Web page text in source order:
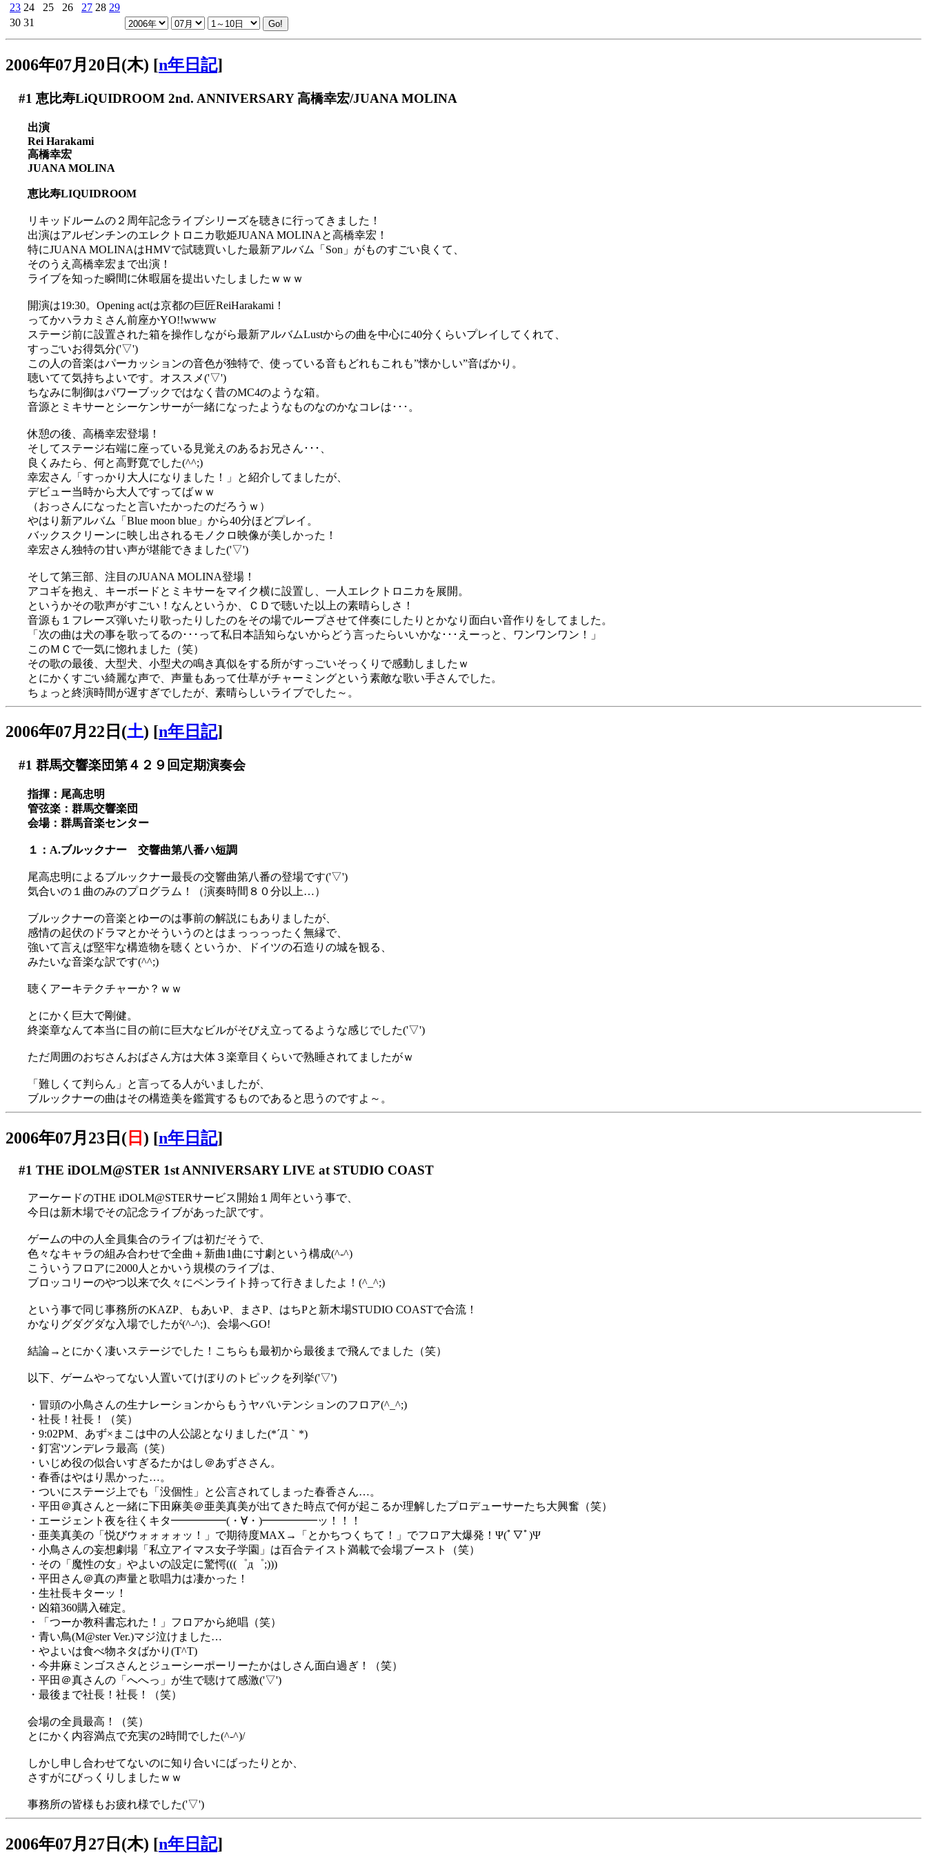
23 24 25 26 27 28 29
30 31
2006年07月20日(木) [n年日記]
#1 恵比寿LiQUIDROOM 2nd. ANNIVERSARY 高橋幸宏/JUANA MOLINA
出演
Rei Harakami
高橋幸宏
JUANA MOLINA
恵比寿LIQUIDROOM
リキッドルームの２周年記念ライブシリーズを聴きに行ってきました！
出演はアルゼンチンのエレクトロニカ歌姫JUANA MOLINAと高橋幸宏！
特にJUANA MOLINAはHMVで試聴買いした最新アルバム「Son」がものすごい良くて、
そのうえ高橋幸宏まで出演！
ライブを知った瞬間に休暇届を提出いたしましたｗｗｗ
開演は19:30。Opening actは京都の巨匠ReiHarakami！
ってかハラカミさん前座かYO!!wwww
ステージ前に設置された箱を操作しながら最新アルバムLustからの曲を中心に40分くらいプレイしてくれて、
すっごいお得気分('▽')
この人の音楽はパーカッションの音色が独特で、使っている音もどれもこれも”懐かしい”音ばかり。
聴いてて気持ちよいです。オススメ('▽')
ちなみに制御はパワーブックではなく昔のMC4のような箱。
音源とミキサーとシーケンサーが一緒になったようなものなのかなコレは･･･。
休憩の後、高橋幸宏登場！
そしてステージ右端に座っている見覚えのあるお兄さん･･･、
良くみたら、何と高野寛でした(^^;)
幸宏さん「すっかり大人になりました！」と紹介してましたが、
デビュー当時から大人ですってばｗｗ
（おっさんになったと言いたかったのだろうｗ）
やはり新アルバム「Blue moon blue」から40分ほどプレイ。
バックスクリーンに映し出されるモノクロ映像が美しかった！
幸宏さん独特の甘い声が堪能できました('▽')
そして第三部、注目のJUANA MOLINA登場！
アコギを抱え、キーボードとミキサーをマイク横に設置し、一人エレクトロニカを展開。
というかその歌声がすごい！なんというか、ＣＤで聴いた以上の素晴らしさ！
音源も１フレーズ弾いたり歌ったりしたのをその場でループさせて伴奏にしたりとかなり面白い音作りをしてました。
「次の曲は犬の事を歌ってるの･･･って私日本語知らないからどう言ったらいいかな･･･えーっと、ワンワンワン！」
このＭＣで一気に惚れました（笑）
その歌の最後、大型犬、小型犬の鳴き真似をする所がすっごいそっくりで感動しましたｗ
とにかくすごい綺麗な声で、声量もあって仕草がチャーミングという素敵な歌い手さんでした。
ちょっと終演時間が遅すぎでしたが、素晴らしいライブでした～。
2006年07月22日(土) [n年日記]
#1 群馬交響楽団第４２９回定期演奏会
指揮：尾高忠明
管弦楽：群馬交響楽団
会場：群馬音楽センター
１：A.ブルックナー 交響曲第八番ハ短調
尾高忠明によるブルックナー最長の交響曲第八番の登場です('▽')
気合いの１曲のみのプログラム！（演奏時間８０分以上…）
ブルックナーの音楽とゆーのは事前の解説にもありましたが、
感情の起伏のドラマとかそういうのとはまっっっったく無縁で、
強いて言えば堅牢な構造物を聴くというか、ドイツの石造りの城を観る、
みたいな音楽な訳です(^^;)
聴くアーキテクチャーか？ｗｗ
とにかく巨大で剛健。
終楽章なんて本当に目の前に巨大なビルがそびえ立ってるような感じでした('▽')
ただ周囲のおぢさんおばさん方は大体３楽章目くらいで熟睡されてましたがｗ
「難しくて判らん」と言ってる人がいましたが、
ブルックナーの曲はその構造美を鑑賞するものであると思うのですよ～。
2006年07月23日( 日 ) [n年日記]
#1 THE iDOLM@STER 1st ANNIVERSARY LIVE at STUDIO COAST
アーケードのTHE iDOLM@STERサービス開始１周年という事で、
今日は新木場でその記念ライブがあった訳です。
ゲームの中の人全員集合のライブは初だそうで、
色々なキャラの組み合わせで全曲＋新曲1曲に寸劇という構成(^-^)
こういうフロアに2000人とかいう規模のライブは、
ブロッコリーのやつ以来で久々にペンライト持って行きましたよ！(^_^;)
という事で同じ事務所のKAZP、もあいP、まさP、はちPと新木場STUDIO COASTで合流！
かなりグダグダな入場でしたが(^-^;)、会場へGO!
結論→とにかく凄いステージでした！こちらも最初から最後まで飛んでました（笑）
以下、ゲームやってない人置いてけぼりのトピックを列挙('▽')
・冒頭の小鳥さんの生ナレーションからもうヤバいテンションのフロア(^_^;)
・社長！社長！（笑）
・9:02PM、あず×まこは中の人公認となりました(*´Д｀*)
・釘宮ツンデレラ最高（笑）
・いじめ役の似合いすぎるたかはし＠あずささん。
・春香はやはり黒かった…。
・ついにステージ上でも「没個性」と公言されてしまった春香さん…。
・平田＠真さんと一緒に下田麻美＠亜美真美が出てきた時点で何が起こるか理解したプロデューサーたち大興奮（笑）
・エージェント夜を往くキタ━━━━━(・∀・)━━━━━ッ！！！
・亜美真美の「悦びウォォォォッ！」で期待度MAX→「とかちつくちて！」でフロア大爆発！Ψ(ﾟ▽ﾟ)Ψ
・小鳥さんの妄想劇場「私立アイマス女子学園」は百合テイスト満載で会場ブースト（笑）
・その「魔性の女」やよいの設定に驚愕(((゜д゜;)))
・平田さん＠真の声量と歌唱力は凄かった！
・生社長キターッ！
・凶箱360購入確定。
・「つーか教科書忘れた！」フロアから絶唱（笑）
・青い鳥(M@ster Ver.)マジ泣けました…
・やよいは食べ物ネタばかり(T^T)
・今井麻ミンゴスさんとジューシーポーリーたかはしさん面白過ぎ！（笑）
・平田＠真さんの「へへっ」が生で聴けて感激('▽')
・最後まで社長！社長！（笑）
会場の全員最高！（笑）
とにかく内容満点で充実の2時間でした(^-^)/
しかし申し合わせてないのに知り合いにばったりとか、
さすがにびっくりしましたｗｗ
事務所の皆様もお疲れ様でした('▽')
2006年07月27日(木) [n年日記]